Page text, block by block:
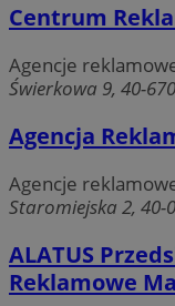
Centrum
Agencje
Świerkowa 9, 40-
Agencja
Agencje
Staromiejska 2, 40-
ALATUS
Reklamowe